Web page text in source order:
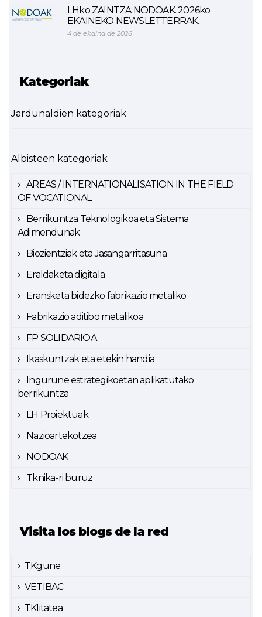
LHko ZAINTZA NODOAK. 2026ko
EKAINEKO NEWSLETTERRAK.
4 de ekaina de 2026
Kategoriak
Jardunaldien kategoriak
Albisteen kategoriak
AREAS / INTERNATIONALISATION IN THE FIELD
OF VOCATIONAL
Berrikuntza Teknologikoa eta Sistema
Adimendunak
Biozientziak eta Jasangarritasuna
Eraldaketa digitala
Eransketa bidezko fabrikazio metaliko
Fabrikazio aditibo metalikoa
FP SOLIDARIOA
Ikaskuntzak eta etekin handia
Ingurune estrategikoetan aplikatutako
berrikuntza
LH Proiektuak
Nazioartekotzea
NODOAK
Tknika-ri buruz
Visita los blogs de la red
TKgune
VETIBAC
TKlitatea